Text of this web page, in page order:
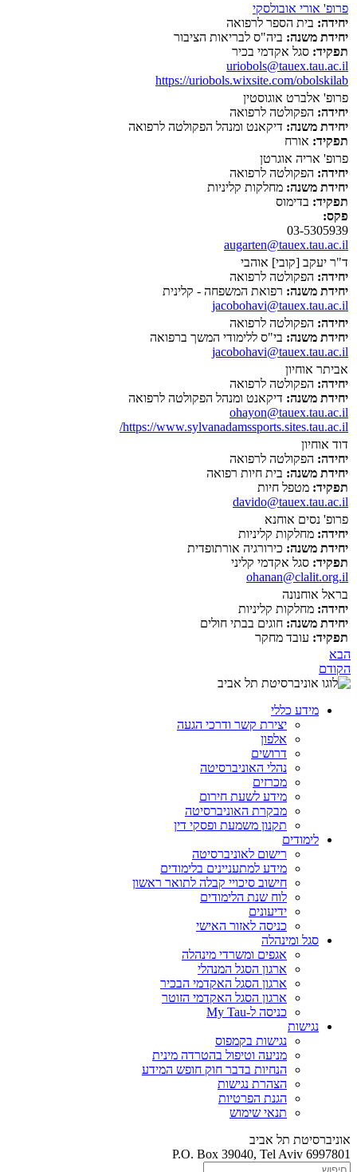
פרופ' אורי אובולסקי
יחידה: בית הספר לרפואה
יחידת משנה: ביה"ס לבריאות הציבור
תפקיד: סגל אקדמי בכיר
uriobols@tauex.tau.ac.il
https://uriobols.wixsite.com/obolskilab
פרופ' אלברט אוגוסטין
יחידה: הפקולטה לרפואה
יחידת משנה: דיקאנט ומנהל הפקולטה לרפואה
תפקיד: אורח
פרופ' אריה אוגרטן
יחידה: הפקולטה לרפואה
יחידת משנה: מחלקות קליניות
תפקיד: בדימוס
פקס:
03-5305939
augarten@tauex.tau.ac.il
ד"ר יעקב [קובי] אוהבי
יחידה: הפקולטה לרפואה
יחידת משנה: רפואת המשפחה - קלינית
jacobohavi@tauex.tau.ac.il
יחידה: הפקולטה לרפואה
יחידת משנה: בי"ס ללימודי המשך ברפואה
jacobohavi@tauex.tau.ac.il
אביתר אוחיון
יחידה: הפקולטה לרפואה
יחידת משנה: דיקאנט ומנהל הפקולטה לרפואה
ohayon@tauex.tau.ac.il
https://www.sylvanadamssports.sites.tau.ac.il/
דוד אוחיון
יחידה: הפקולטה לרפואה
יחידת משנה: בית חיות רפואה
תפקיד: מטפל חיות
davido@tauex.tau.ac.il
פרופ' נסים אוחנא
יחידה: מחלקות קליניות
יחידת משנה: כירורגיה אורתופדית
תפקיד: סגל אקדמי קליני
ohanan@clalit.org.il
בראל אוחנונה
יחידה: מחלקות קליניות
יחידת משנה: חוגים בבתי חולים
תפקיד: עובד מחקר
הבא
הקודם
מידע כללי
יצירת קשר ודרכי הגעה
אלפון
דרושים
נהלי האוניברסיטה
מכרזים
מידע לשעת חירום
מבקרת האוניברסיטה
תקנון משמעת ופסקי דין
לימודים
רישום לאוניברסיטה
מידע למתעניינים בלימודים
חישוב סיכויי קבלה לתואר ראשון
לוח שנת הלימודים
ידיעונים
כניסה לאזור האישי
סגל ומינהלה
אגפים ומשרדי מינהלה
ארגון הסגל המנהלי
ארגון הסגל האקדמי הבכיר
ארגון הסגל האקדמי הזוטר
כניסה ל-My Tau
נגישות
נגישות בקמפוס
מניעה וטיפול בהטרדה מינית
הנחיות בדבר חוק חופש המידע
הצהרת נגישות
הגנת הפרטיות
תנאי שימוש
אוניברסיטת תל אביב
P.O. Box 39040, Tel Aviv 6997801